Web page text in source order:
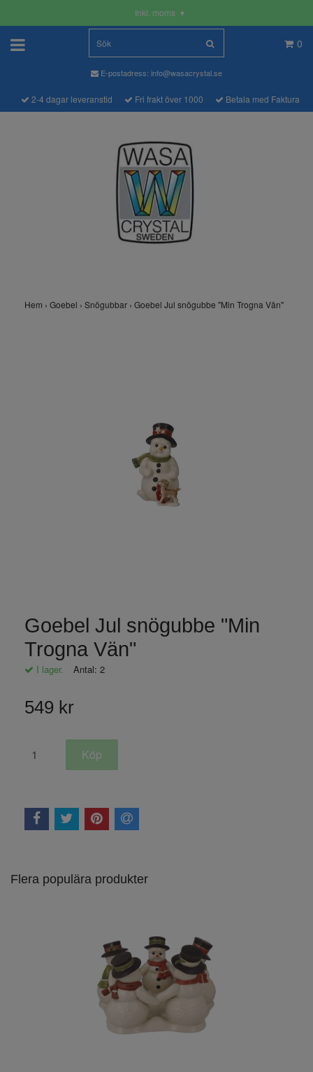
Inkl. moms ▾
0
E-postadress: info@wasacrystal.se
2-4 dagar leveranstid Fri frakt över 1000 Betala med Faktura
Hem › Goebel › Snögubbar › Goebel Jul snögubbe "Min Trogna Vän"
Goebel Jul snögubbe "Min
Trogna Vän"
I lager. Antal: 2
549 kr
Flera populära produkter